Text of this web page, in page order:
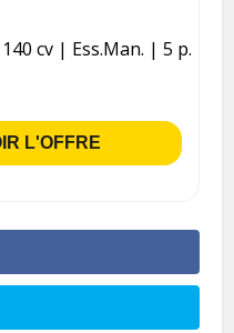
140 cv Ess.Man.
5 p.
L'OFFRE